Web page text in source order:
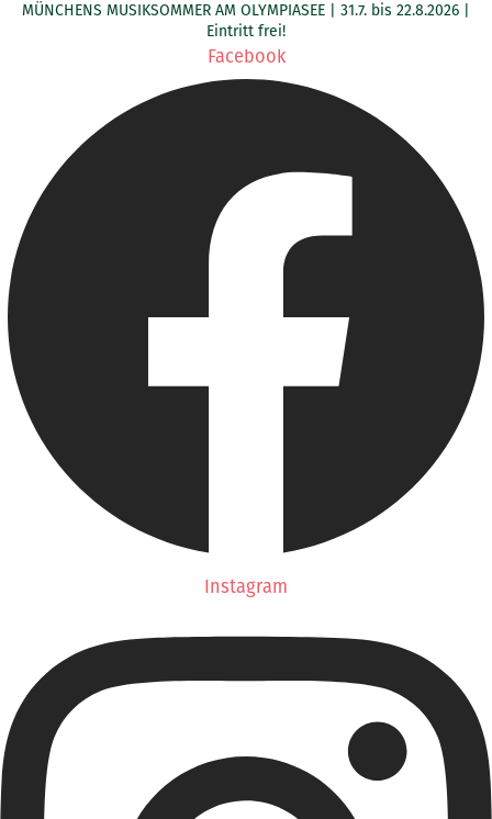
ZumMÜNCHENS MUSIKSOMMER AM OLYMPIASEE | 31.7. bis 22.8.2026 |
Eintritt frei!
Facebook
Instagram